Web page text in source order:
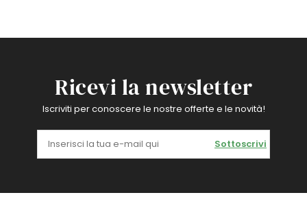
Ricevi la newsletter
Iscriviti per conoscere le nostre offerte e le novità!
Sottoscrivi